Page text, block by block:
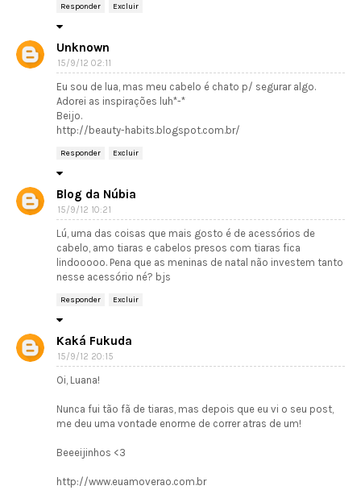
Responder Excluir
Unknown
15/9/12 02:11
Eu sou de lua, mas meu cabelo é chato p/ segurar algo.
Adorei as inspirações luh*-*
Beijo.
http://beauty-habits.blogspot.com.br/
Responder Excluir
Blog da Núbia
15/9/12 10:21
Lú, uma das coisas que mais gosto é de acessórios de
cabelo, amo tiaras e cabelos presos com tiaras fica
lindooooo. Pena que as meninas de natal não investem tanto
nesse acessório né? bjs
Responder Excluir
Kaká Fukuda
15/9/12 20:15
Oi, Luana!
Nunca fui tão fã de tiaras, mas depois que eu vi o seu post,
me deu uma vontade enorme de correr atras de um!
Beeeijinhos <3
http://www.euamoverao.com.br